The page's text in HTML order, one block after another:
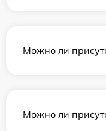
Можно ли
Можно ли